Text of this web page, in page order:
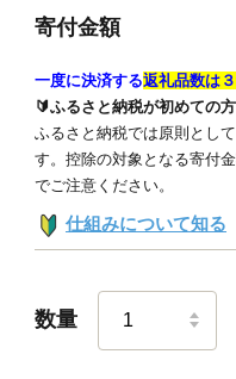
寄付金額
一度に決済する返礼品数は
🔰ふるさと納税が初めての
ふるさと納税では原則とし
す。控除の対象となる寄付
でご注意ください。
仕組みについて知る
数量